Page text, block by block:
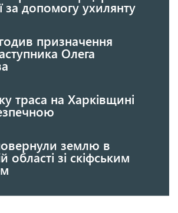
за допомогу ухилянту
призначення
Олега
траса на Харківщині
землю в
області зі скіфським